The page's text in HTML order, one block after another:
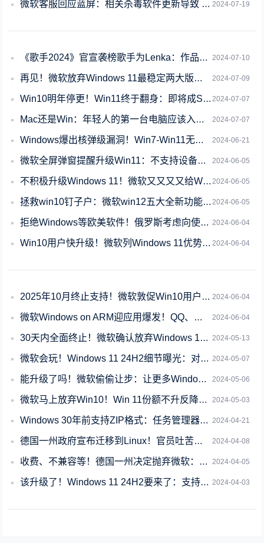
2024-07-19
微软客服回应蓝屏：相关杀毒软件更新导致 建议联系公司IT
2024-07-10
《歌手2024》官宣袭榜歌手为Lenka：作品曾被选为微软Win8广告曲
2024-07-09
再见！微软放弃Windows 11最稳定两大版本：90天内快升级
2024-07-07
Win10明年停更！Win11终于翻身：即将成Steam玩家使用最多的系统
2024-07-07
Mac还是Win：年轻人的第一台电脑应该入坑哪个平台
2024-06-21
Windows爆出核弹级漏洞！Win7-Win11无一幸免：微软紧急发布更新
2024-06-05
微软全屏弹窗提醒升级Win11：不支持设备也有提醒
2024-06-05
不积极升级Windows 11！微软又又又又给Win10弹窗了 配置不达标也弹
2024-06-05
拯救win10钉子户：微软win12五大全新功能大猜想
2024-06-04
拒绝Windows等欧美软件！俄罗斯考虑向使用外国软件的公司收费
2024-06-04
Win10用户快升级！微软列Windows 11优势：你看完有兴趣了吗
2024-06-04
2025年10月终止支持！微软敦促Win10用户升级Win11 你行动了吗
2024-06-04
微软Windows on ARM迎应用爆发！QQ、抖音等诸多软件均已支持
2024-05-13
30天内全面终止！微软确认放弃Windows 10 21H2版：快升级Win11
2024-05-07
微软会玩！Windows 11 24H2细节曝光：对数据默认加密、影响SSD性能
2024-05-06
能升级了吗！微软偷偷让步：让更多Windows 10用户升级Win11 23H2
2024-05-03
微软马上放弃Win10！Win 11份额不升反降：采用率降至25%
2024-04-21
Windows 30年前支持ZIP格式：任务管理器之父差点被炒鱿鱼
2024-04-08
德国一州政府宣布迁移到Linux！官员吐苦水：Windows对硬件要求太高了
2024-04-05
收费、不兼容等！德国一州决定抛弃微软：政府所有PC不用Windows、Offic
2024-04-03
该升级了！Windows 11 24H2要来了：支持USB4、Wi-Fi 7等